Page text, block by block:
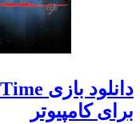
برای کامپیوتر